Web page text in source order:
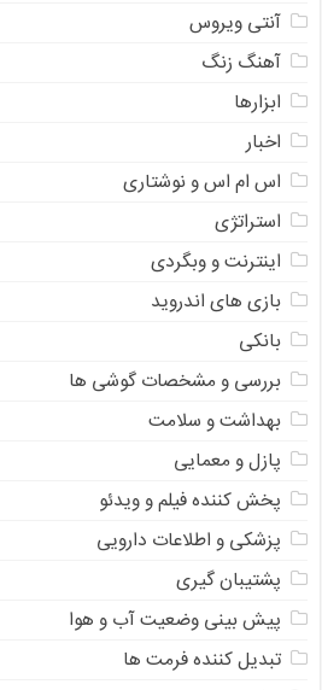
آنتی ویروس
آهنگ زنگ
ابزارها
اخبار
اس ام اس و نوشتاری
استراتژی
اینترنت و وبگردی
بازی های اندروید
بانکی
بررسی و مشخصات گوشی ها
بهداشت و سلامت
پازل و معمایی
پخش کننده فیلم و ویدئو
پزشکی و اطلاعات دارویی
پشتیبان گیری
پیش بینی وضعیت آب و هوا
تبدیل کننده فرمت ها